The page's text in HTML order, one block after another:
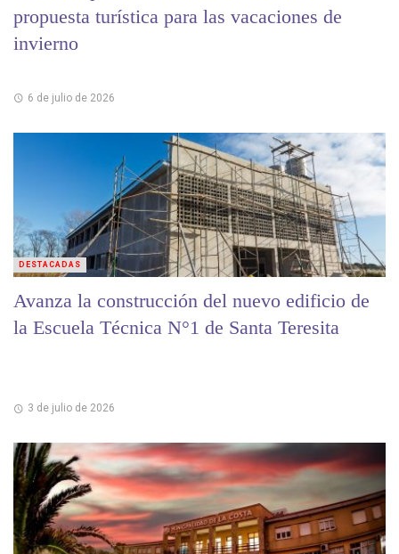
propuesta turística para las vacaciones de
invierno
6 de julio de 2026
Avanza la construcción del nuevo edificio de
la Escuela Técnica N°1 de Santa Teresita
3 de julio de 2026
DESTACADAS